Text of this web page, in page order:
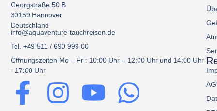
Georgstraße 50 B
30159 Hannover
Deutschland
info@aquaventure-tauchreisen.de
Tel. +49 511 / 690 999 00
Öffnungszeiten Mo – Fr : 10:00 Uhr – 12:00 Uhr und 14:00 Uhr
- 17:00 Uhr